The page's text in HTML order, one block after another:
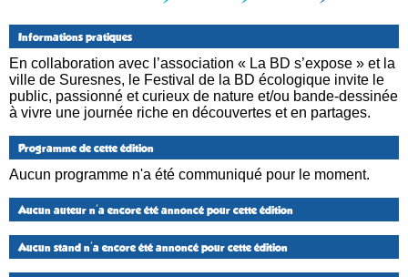
Informations pratiques
En collaboration avec l’association « La BD s’expose » et la
ville de Suresnes, le Festival de la BD écologique invite le
public, passionné et curieux de nature et/ou bande-dessinée
à vivre une journée riche en découvertes et en partages.
Programme de cette édition
Aucun programme n'a été communiqué pour le moment.
Aucun auteur n'a encore été annoncé pour cette édition
Aucun stand n'a encore été annoncé pour cette édition